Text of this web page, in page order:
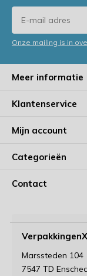
Onze mailing is in
Meer informatie
Klantenservice
Mijn account
Categorieën
Contact
Marssteden 104
7547 TD